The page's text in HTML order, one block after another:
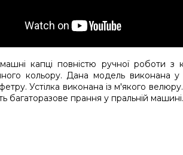
капці повністю ручної роботи з
кольору. Дана модель виконана
Устілка виконана із м'якого
багаторазове прання у пральній машині.